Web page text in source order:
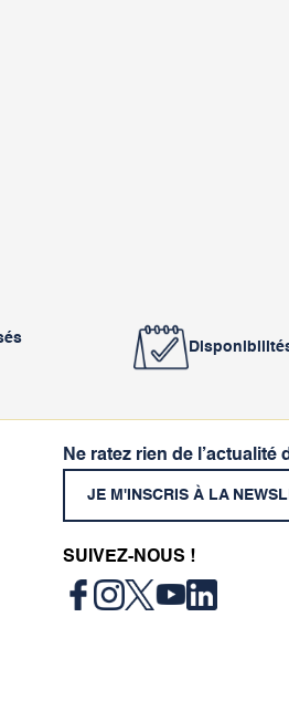
Ne ratez rien de l’actualité
JE M'INSCRIS À LA
SUIVEZ-NOUS !